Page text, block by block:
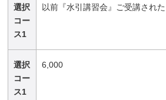
選択
コー
ス1
以前『水引講習会』ご受講され
選択
コー
ス1
6,000